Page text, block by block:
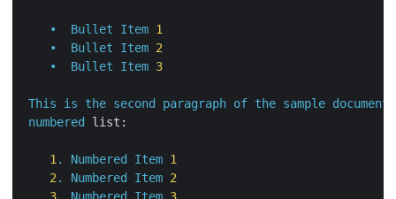
• Bullet Item 1
•
Bullet Item 2
•
Bullet Item 3
This is the second paragraph of the sample document
numbered
list:
1 . Numbered Item 1
2 . Numbered Item 2